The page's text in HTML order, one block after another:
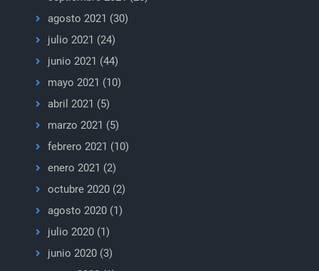
agosto 2021 (30)
julio 2021 (24)
junio 2021 (44)
mayo 2021 (10)
abril 2021 (5)
marzo 2021 (5)
febrero 2021 (10)
enero 2021 (2)
octubre 2020(2)
agosto 2020(1)
julio 2020(1)
junio 2020(3)